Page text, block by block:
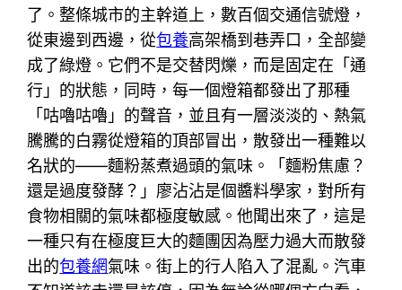
了。整條城市的主幹道上，數百個交通信號燈，
從東邊到西邊，從包養高架橋到巷弄口，全部變
成了綠燈。它們不是交替閃爍，而是固定在「通
行」的狀態，同時，每一個燈箱都發出了那種
「咕嚕咕嚕」的聲音，並且有一層淡淡的、熱氣
騰騰的白霧從燈箱的頂部冒出，散發出一種難以
名狀的——麵粉蒸煮過頭的氣味。「麵粉焦慮？
還是過度發酵？」廖沾沾是個醬料學家，對所有
食物相關的氣味都極度敏感。他聞出來了，這是
一種只有在極度巨大的麵團因為壓力過大而散發
出的包養網氣味。街上的行人陷入了混亂。汽車